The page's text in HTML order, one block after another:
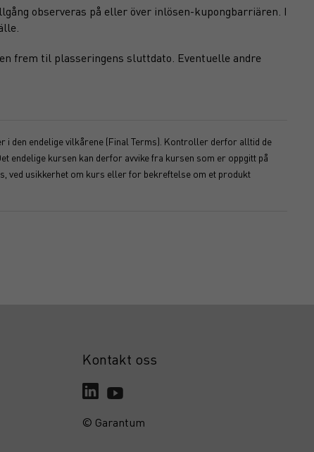
observeras på eller över inlösen-kupongbarriären. I
frem til plasseringens sluttdato. Eventuelle andre
i den endelige vilkårene (Final Terms). Kontroller derfor alltid de
endelige kursen kan derfor avvike fra kursen som er oppgitt på
ved usikkerhet om kurs eller for bekreftelse om et produkt
Kontakt oss
© Garantum